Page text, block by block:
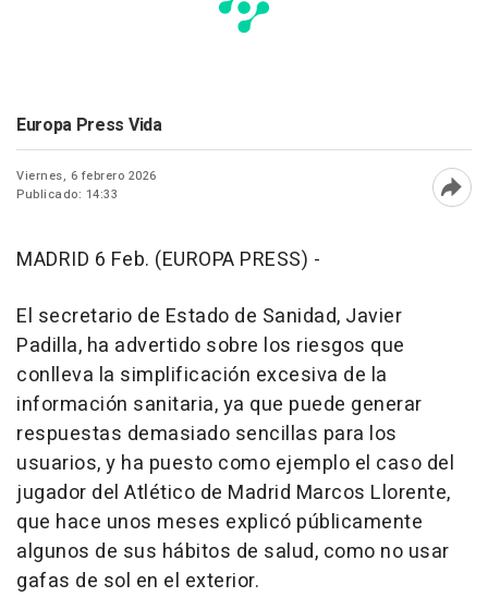
Europa Press Vida
Viernes, 6 febrero 2026
Publicado: 14:33
MADRID 6 Feb. (EUROPA PRESS) -
El secretario de Estado de Sanidad, Javier
Padilla, ha advertido sobre los riesgos que
conlleva la simplificación excesiva de la
información sanitaria, ya que puede generar
respuestas demasiado sencillas para los
usuarios, y ha puesto como ejemplo el caso del
jugador del Atlético de Madrid Marcos Llorente,
que hace unos meses explicó públicamente
algunos de sus hábitos de salud, como no usar
gafas de sol en el exterior.